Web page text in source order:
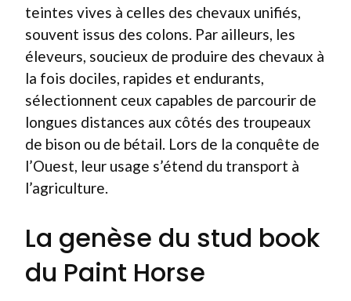
teintes vives à celles des chevaux unifiés,
souvent issus des colons. Par ailleurs, les
éleveurs, soucieux de produire des chevaux à
la fois dociles, rapides et endurants,
sélectionnent ceux capables de parcourir de
longues distances aux côtés des troupeaux
de bison ou de bétail. Lors de la conquête de
l’Ouest, leur usage s’étend du transport à
l’agriculture.
La genèse du stud book
du Paint Horse